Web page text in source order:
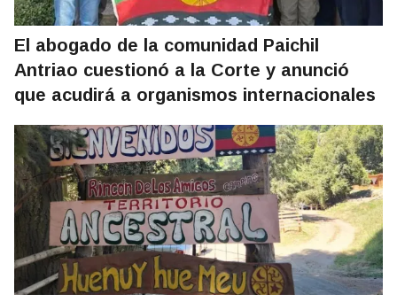
El abogado de la comunidad Paichil
Antriao cuestionó a la Corte y anunció
que acudirá a organismos internacionales